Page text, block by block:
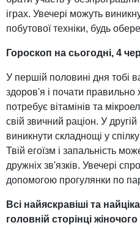
іграх. Увечері можуть
побутової техніки, будь
Гороскоп на сьогодні, 4
У першій половині дня тобі
здоров'я і почати правильно
потребує вітамінів та
свій звичний раціон. У
виникнути складнощі у
Твій егоїзм і запальність
дружніх зв'язків. Увечері
допомогою прогулянки по
Всі найяскравіші та
головній сторінці